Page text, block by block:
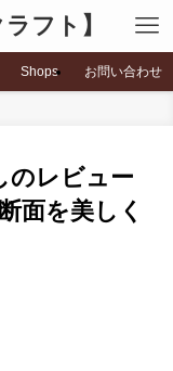
フト】
Shops お問い合わせ
のレビュー
面を美しく